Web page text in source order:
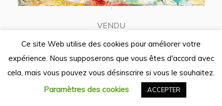
VENDU
La belle journée
41 x 33 cm
Ce site Web utilise des cookies pour améliorer votre
expérience. Nous supposerons que vous êtes d'accord avec
cela, mais vous pouvez vous désinscrire si vous le souhaitez.
Paramètres des cookies ACCEPTER